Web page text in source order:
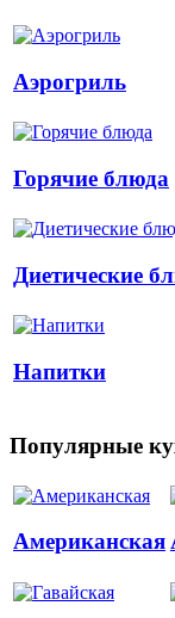
Аэрогриль
Горячие блюда
Диетические
Напитки
Популярные
Американская